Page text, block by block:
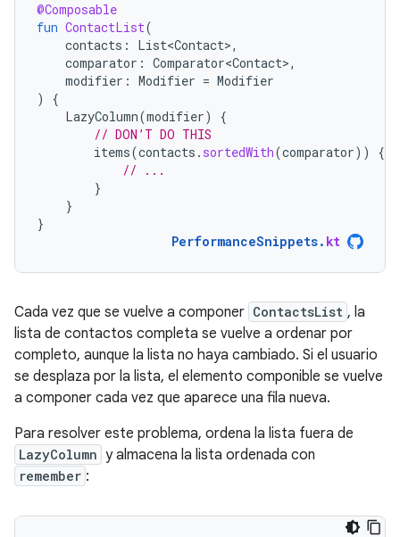
@Composable
fun ContactList(
contacts : List<Contact>,
comparator : Comparator<Contact>,
modifier : Modifier = Modifier
)
{
LazyColumn(modifier)
{
// DON’T DO THIS
items(contacts . sortedWith(comparator)) {
// ...
}
}
}
PerformanceSnippets. kt
Cada vez que se vuelve a componer ContactsList , la
lista de contactos completa se vuelve a ordenar por
completo, aunque la lista no haya cambiado. Si el usuario
se desplaza por la lista, el elemento componible se vuelve
a componer cada vez que aparece una fila nueva.
Para resolver este problema, ordena la lista fuera de
LazyColumn y almacena la lista ordenada con
remember :